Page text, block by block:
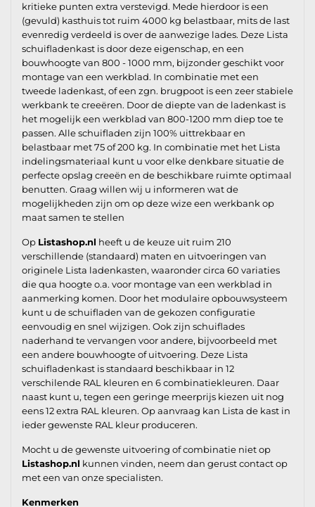
kritieke punten extra verstevigd. Mede hierdoor is een
(gevuld) kasthuis tot ruim 4000 kg belastbaar, mits de last
evenredig verdeeld is over de aanwezige lades. Deze Lista
schuifladenkast is door deze eigenschap, en een
bouwhoogte van 800 - 1000 mm, bijzonder geschikt voor
montage van een werkblad. In combinatie met een
tweede ladenkast, of een zgn. brugpoot is een zeer stabiele
werkbank te creeëren. Door de diepte van de ladenkast is
het mogelijk een werkblad van 800-1200 mm diep toe te
passen. Alle schuifladen zijn 100% uittrekbaar en
belastbaar met 75 of 200 kg. In combinatie met het Lista
indelingsmateriaal kunt u voor elke denkbare situatie de
perfecte opslag creeën en de beschikbare ruimte optimaal
benutten. Graag willen wij u informeren wat de
mogelijkheden zijn om op deze wize een werkbank op
maat samen te stellen
Op Listashop.nl heeft u de keuze uit ruim 210
verschillende (standaard) maten en uitvoeringen van
originele Lista ladenkasten, waaronder circa 60 variaties
die qua hoogte o.a. voor montage van een werkblad in
aanmerking komen. Door het modulaire opbouwsysteem
kunt u de schuifladen van de gekozen configuratie
eenvoudig en snel wijzigen. Ook zijn schuiflades
naderhand te vervangen voor andere, bijvoorbeeld met
een andere bouwhoogte of uitvoering. Deze Lista
schuifladenkast is standaard beschikbaar in 12
verschilende RAL kleuren en 6 combinatiekleuren. Daar
naast kunt u, tegen een geringe meerprijs kiezen uit nog
eens 12 extra RAL kleuren. Op aanvraag kan Lista de kast in
ieder gewenste RAL kleur produceren.
Mocht u de gewenste uitvoering of combinatie niet op
Listashop.nl kunnen vinden, neem dan gerust contact op
met een van onze specialisten.
Kenmerken